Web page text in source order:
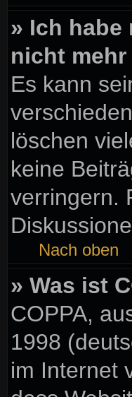
» Ich
nicht
Es kann
löschen
keine
verringern.
Nach oben
» Was ist
COPPA,
1998
im Internet